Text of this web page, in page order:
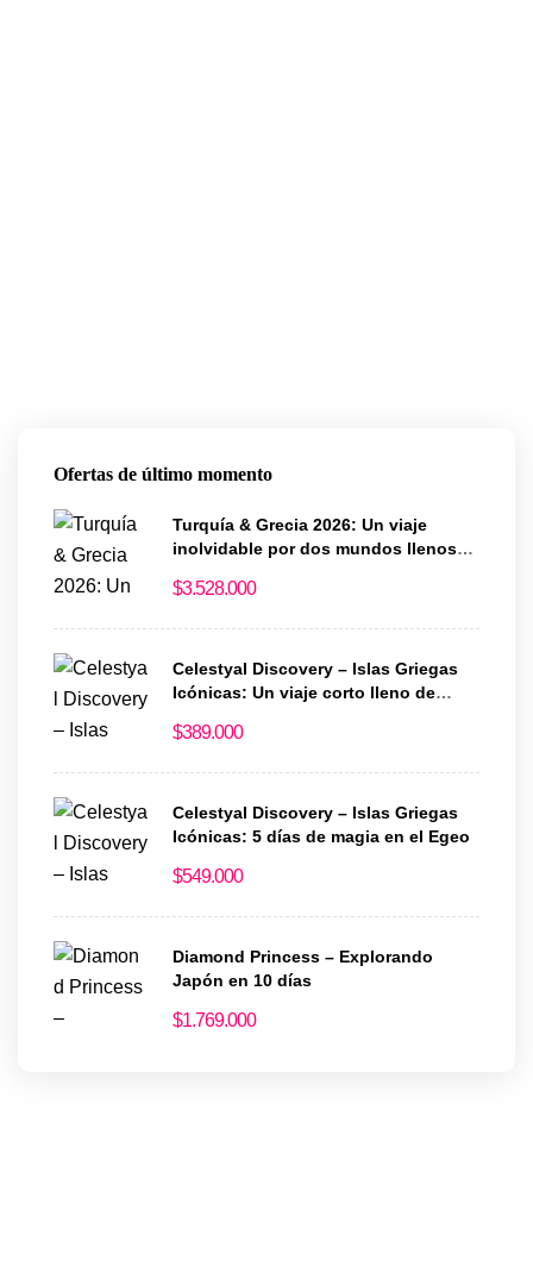
Ofertas de último momento
Turquía & Grecia 2026: Un viaje
inolvidable por dos mundos llenos
$3.528.000
Celestyal Discovery – Islas Griegas
Icónicas: Un viaje corto lleno de
$389.000
Celestyal Discovery – Islas Griegas
Icónicas: 5 días de magia en el Egeo
$549.000
Diamond Princess – Explorando
Japón en 10 días
$1.769.000